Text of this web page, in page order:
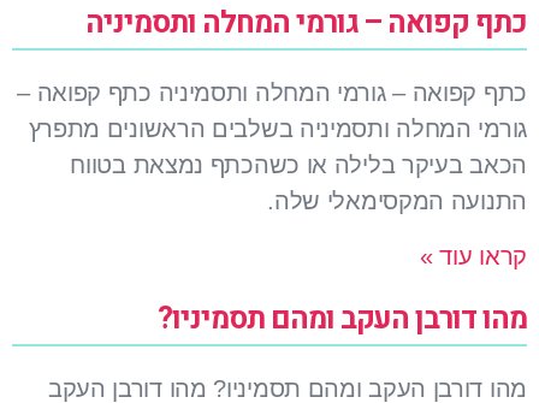
כתף קפואה – גורמי המחלה ותסמיניה
כתף קפואה – גורמי המחלה ותסמיניה כתף קפואה –
גורמי המחלה ותסמיניה בשלבים הראשונים מתפרץ
הכאב בעיקר בלילה או כשהכתף נמצאת בטווח
התנועה המקסימאלי שלה.
קראו עוד »
מהו דורבן העקב ומהם תסמיניו?
מהו דורבן העקב ומהם תסמיניו? מהו דורבן העקב